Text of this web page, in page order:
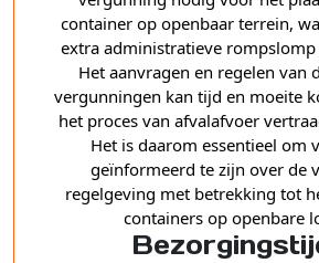
container op openbaar terrein,
extra administratieve rompslomp
Het aanvragen en regelen van
vergunningen kan tijd en moeite
het proces van afvalafvoer
Het is daarom essentieel om
geïnformeerd te zijn over de
regelgeving met betrekking tot
containers op openbare